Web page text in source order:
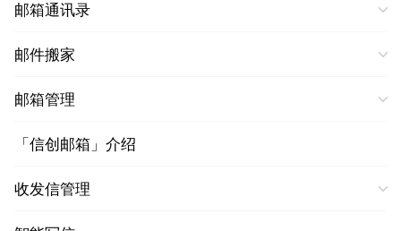
邮箱通讯录
邮件搬家
邮箱管理
「信创邮箱」介绍
收发信管理